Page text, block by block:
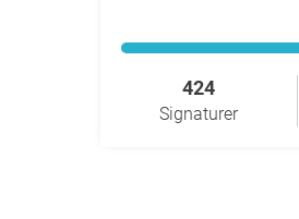
424
Signaturer